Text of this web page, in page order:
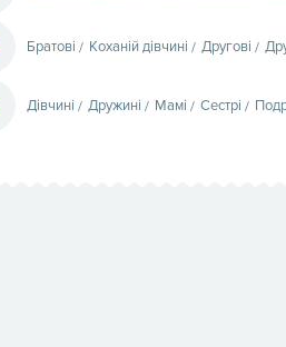
Братові Коханій дівчині Другові
Дівчині Дружині Мамі Сестрі